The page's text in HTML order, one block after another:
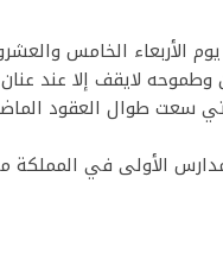
ثانوي لعام 2018، إذ شهد الحفل الذي أقيم
لايقف إلا عند
سعت طوال العقود
الأولى في المملكة